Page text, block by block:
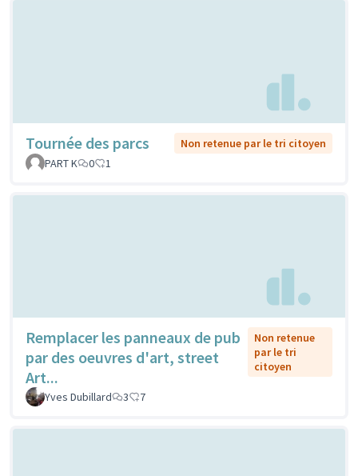
Tournée des parcs
Non retenue par le tri citoyen
PART K
0 1
Remplacer les panneaux de pub
par des oeuvres d'art, street
Art...
Non retenue
par le tri
citoyen
Yves Dubillard 3 7